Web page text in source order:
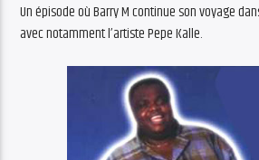
Un épisode où Barry M continue son voyage
avec notamment l’artiste Pepe Kalle.